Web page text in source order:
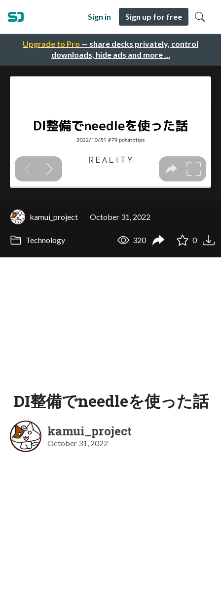
Upgrade to Pro — share decks privately, control
downloads, hide ads and more …
Sign in Sign up for free
kamui_project October 31, 2022
Technology 320 0
DI整備でneedleを使った話
kamui_project
October 31, 2022